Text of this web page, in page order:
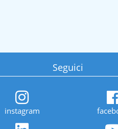
Seguici
instagram